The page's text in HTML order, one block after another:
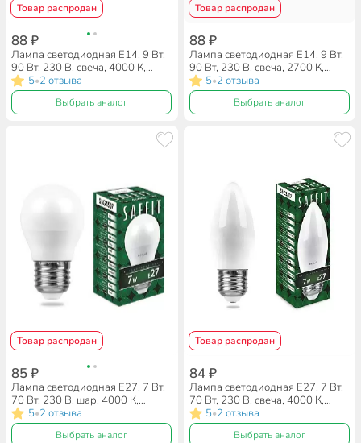
Товар распродан
88 ₽
Лампа светодиодная E14, 9 Вт,
90 Вт, 230 В, свеча, 4000 К,
нейтральный белый свет, Saffit,
SBC3709, C37, 55079, 55079
5•2 отзыва
Выбрать аналог
Товар распродан
88 ₽
Лампа светодиодная E14, 9 Вт,
90 Вт, 230 В, свеча, 2700 К,
теплый белый свет, Saffit,
SBC3709, C37, 55078
5•2 отзыва
Выбрать аналог
Товар распродан
85 ₽
Лампа светодиодная E27, 7 Вт,
70 Вт, 230 В, шар, 4000 К,
нейтральный белый свет, Saffit,
SBG4507, G45, 55037
5•2 отзыва
Выбрать аналог
Товар распродан
84 ₽
Лампа светодиодная E27, 7 Вт,
70 Вт, 230 В, свеча, 4000 К,
нейтральный белый свет, Saffit,
SBC3707, C37, 55033
5•2 отзыва
Выбрать аналог